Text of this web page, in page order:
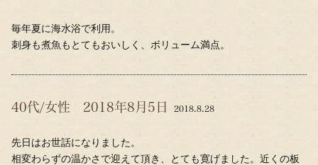
毎年夏に海水浴で利用。
刺身も煮魚もとてもおいしく、ボリューム満点。
40代/女性 2018年8月5日 2018.8.28
先日はお世話になりました。
相変わらずの温かさで迎えて頂き、とても寛げました。近くの板